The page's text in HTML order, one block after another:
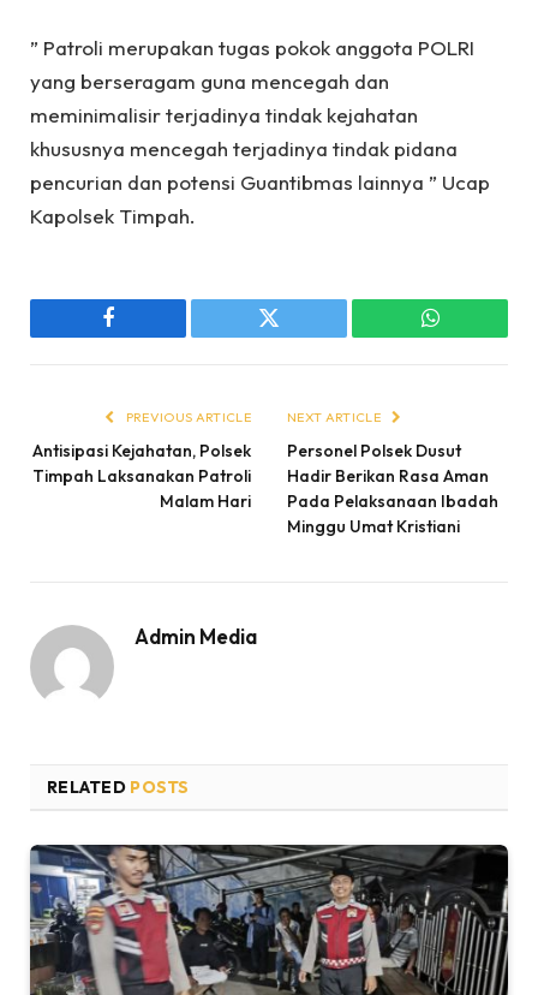
‎” Patroli merupakan tugas pokok anggota POLRI
yang berseragam guna mencegah dan
meminimalisir terjadinya tindak kejahatan
khususnya mencegah terjadinya tindak pidana
pencurian dan potensi Guantibmas lainnya ” Ucap
Kapolsek Timpah.
Facebook Twitter WhatsApp
PREVIOUS ARTICLE
Antisipasi Kejahatan, Polsek
Timpah Laksanakan Patroli
Malam Hari
NEXT ARTICLE
Personel Polsek Dusut
Hadir Berikan Rasa Aman
Pada Pelaksanaan Ibadah
Minggu Umat Kristiani
Admin Media
RELATED POSTS